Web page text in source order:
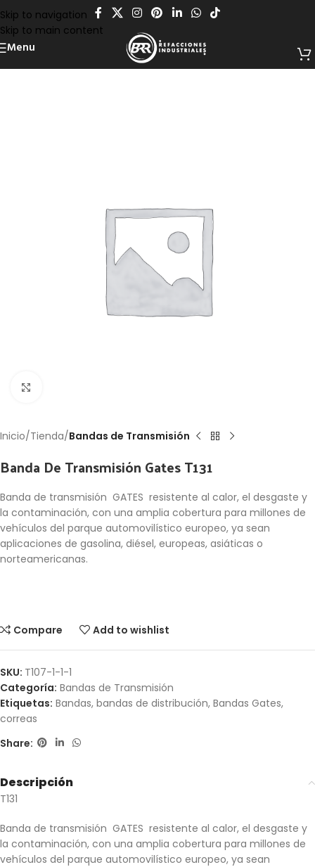
Skip to navigation
Skip to main content
Menu
Inicio Tienda Bandas de Transmisión
Banda De Transmisión Gates T131
Banda de transmisión GATES resistente al calor, el desgaste y
la contaminación, con una amplia cobertura para millones de
vehículos del parque automovilístico europeo, ya sean
aplicaciones de gasolina, diésel, europeas, asiáticas o
norteamericanas.
Compare Add to wishlist
SKU: T107-1-1-1
Categoría: Bandas de Transmisión
Etiquetas: Bandas, bandas de distribución, Bandas Gates,
correas
Share:
Descripción
T131
Banda de transmisión GATES resistente al calor, el desgaste y
la contaminación, con una amplia cobertura para millones de
vehículos del parque automovilístico europeo, ya sean